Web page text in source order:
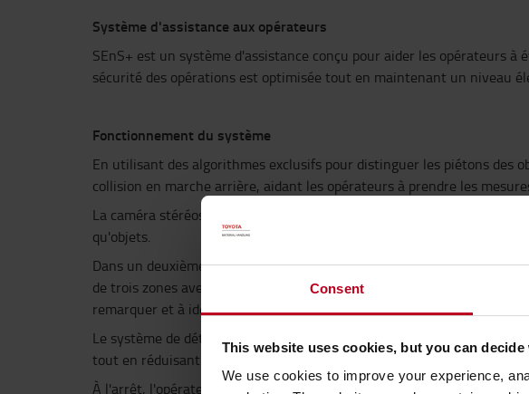
Consent
This website uses cookies, but you can decide
We use cookies to improve your experience,
Système d'assistance aux opérateurs
SEnS+ est un système d'assistance conçu pour aider les opérateurs
sécurité des opérations est optimisée tout en maintenant un niveau
Fonctionnement du système
En utilisant des algorithmes exclusifs pour distinguer les piétons des
collision en marche arrière, aidant les opérateurs à prendre les
La caméra stéréoscopique, conçue exclusivement pour les chariots
qu'objets.
Dans un deuxième temps, elle distingue les piétons des objets en
de trois zones avec des alertes et un contrôle de la vitesse différents
remarquer et à identifier par les opérateurs.
Le système de détection dynamique adaptatif en fonction de la
tout en réduisant le nombre de fausses alertes et de
À l'arrêt, l'opérateur est informé de la présence d'obstacles derrière